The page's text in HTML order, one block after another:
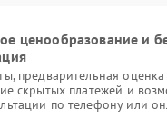
ценообразование и
предварительная
скрытых платежей и
по телефону или